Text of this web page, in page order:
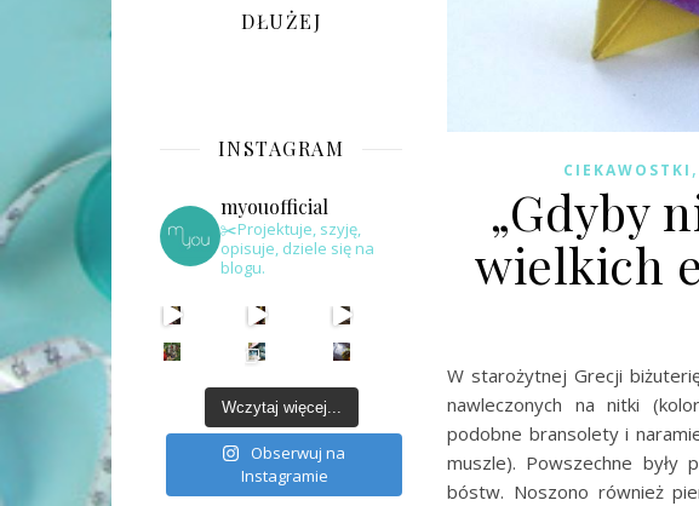
DŁUŻEJ
INSTAGRAM
myouofficial
✂️Projektuje, szyję,
opisuje, dziele się na
blogu.
Wczytaj więcej...
Obserwuj na
Instagramie
CIEKAWOSTKI ,
„Gdyby
wielkich
W starożytnej Grecji
nawleczonych na nitki
podobne bransolety i
muszle). Powszechne były
bóstw. Noszono również